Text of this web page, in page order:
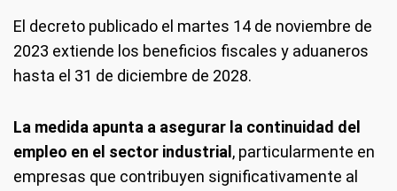
El decreto publicado el martes 14 de noviembre de
2023 extiende los beneficios fiscales y aduaneros
hasta el 31 de diciembre de 2028.
La medida apunta a asegurar la continuidad del
empleo en el sector industrial , particularmente en
empresas que contribuyen significativamente al